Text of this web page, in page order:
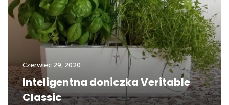
Czerwiec 29, 2020
Inteligentna doniczka Veritable
Classic